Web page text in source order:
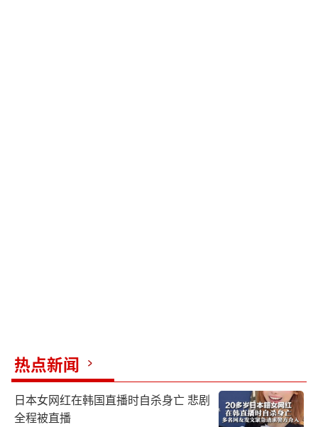
热点新闻
日本女网红在韩国直播时自杀身亡 悲剧
全程被直播